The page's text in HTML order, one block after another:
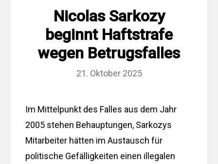
Nicolas Sarkozy
beginnt Haftstrafe
wegen Betrugsfalles
21. Oktober 2025
Im Mittelpunkt des Falles aus dem Jahr
2005 stehen Behauptungen, Sarkozys
Mitarbeiter hätten im Austausch für
politische Gefälligkeiten einen illegalen